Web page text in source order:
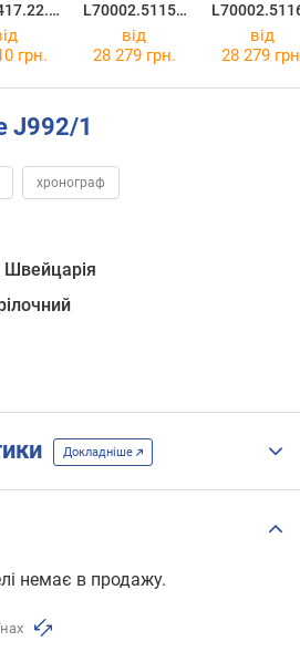
L70002.5115C
H
H
грн.
від
28 279 грн.
від
28 279
J992/1
хронограф
Швейцарія
Докладніше
немає в продажу.